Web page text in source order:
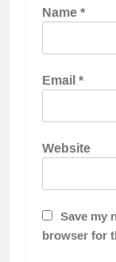
Name*
Email*
Website
Save my
browser for